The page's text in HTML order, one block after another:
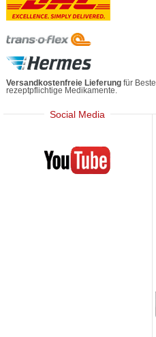
Versandkostenfreie Lieferung für
rezeptpflichtige Medikamente.
Social Media
Mediherz